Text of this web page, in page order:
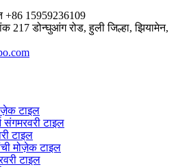
+86 15959236109
217 डोन्घुआंग रोड, हुली जिल्हा, झियामेन,
टाइल
संगमरवरी टाइल
टाइल
मोज़ेक टाइल
टाइल